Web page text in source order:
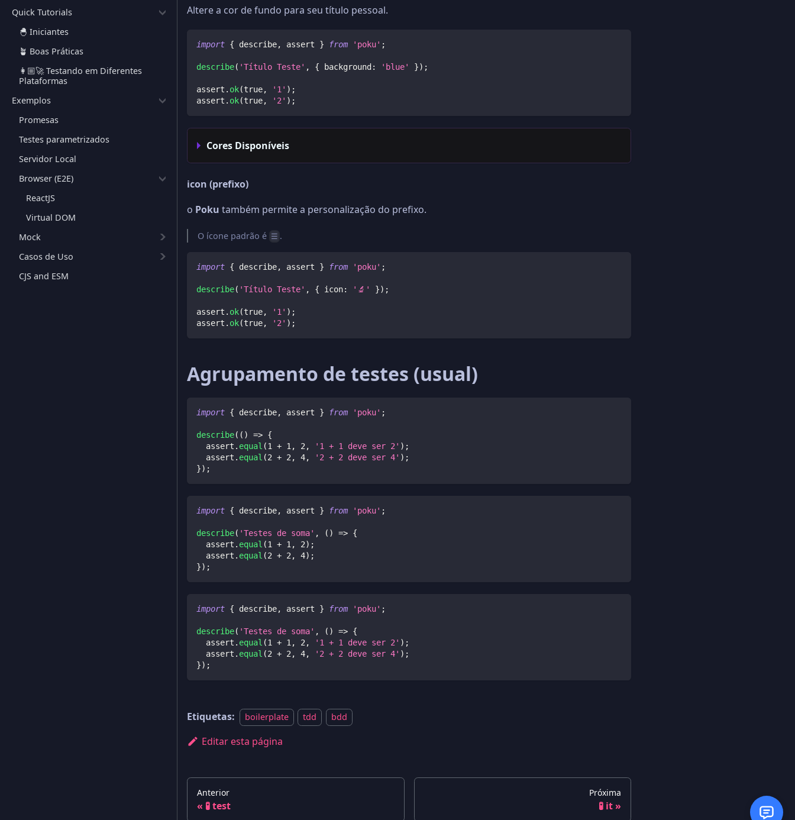
Quick Tutorials
🐣 Iniciantes
🪴 Boas Práticas
👩🏼‍🚀 Testando em Diferentes
Plataformas
Exemplos
Promesas
Testes parametrizados
Servidor Local
Browser (E2E)
ReactJS
Virtual DOM
Mock
Casos de Uso
CJS and ESM
Altere a cor de fundo para seu título pessoal.
import { describe, assert } from 'poku' ;
describe( 'Título Teste' , { background: 'blue' }) ;
assert . ok(true, '1' ) ;
assert . ok(true, '2' ) ;
Cores Disponíveis
icon (prefixo)
o Poku também permite a personalização do prefixo.
O ícone padrão é ☰ .
import { describe, assert } from 'poku' ;
describe( 'Título Teste' , { icon: '🔬' }) ;
assert . ok(true, '1' ) ;
assert . ok(true, '2' ) ;
Agrupamento de testes (usual)
import { describe, assert } from 'poku' ;
describe( ( ) => {
  assert
. equal (1 + 1 , 2 , '1 + 1 deve ser 2' ) ;
  assert
. equal (2 + 2 , 4, '2 + 2 deve ser 4' ) ;
}) ;
import { describe, assert } from 'poku' ;
describe( 'Testes de soma' , ( ) => {
  assert
. equal (1 + 1 , 2) ;
  assert
. equal (2 + 2 , 4) ;
}) ;
import { describe, assert } from 'poku' ;
describe( 'Testes de soma' , ( ) => {
  assert
. equal (1 + 1 , 2 , '1 + 1 deve ser 2' ) ;
  assert
. equal (2 + 2 , 4, '2 + 2 deve ser 4' ) ;
}) ;
Etiquetas: boilerplate tdd bdd
Editar esta página
Anterior
🧪 test
Próxima
🧪 it